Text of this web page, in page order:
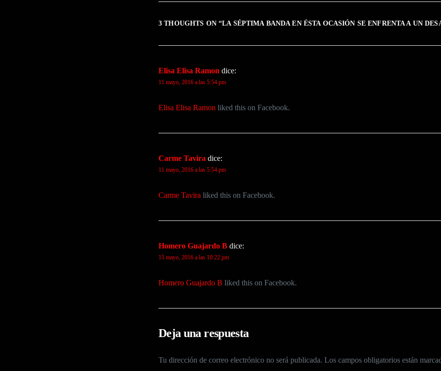
3 THOUGHTS ON “LA SÉPTIMA BANDA EN ÉSTA OCASIÓN SE ENFRENTA A UN
Elisa Elisa Ramon dice:
11 mayo, 2016 a las 5:54 pm
Elisa Elisa Ramon liked this on Facebook.
Carme Tavira dice:
11 mayo, 2016 a las 5:54 pm
Carme Tavira liked this on Facebook.
Homero Guajardo B dice:
15 mayo, 2016 a las 10:22 pm
Homero Guajardo B liked this on Facebook.
Deja una respuesta
Tu dirección de correo electrónico no será publicada. Los campos obligatorios están